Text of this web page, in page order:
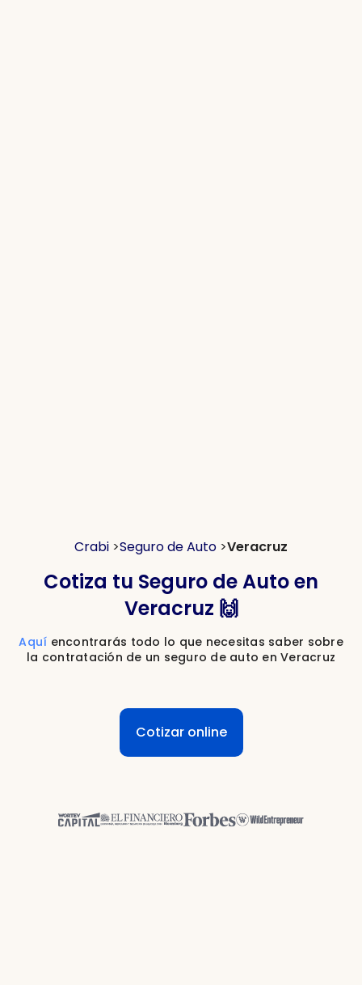
Crabi >Seguro de Auto >Veracruz
Cotiza tu Seguro de Auto en
Veracruz 🙌
Aquí encontrarás todo lo que necesitas saber sobre
la contratación de un seguro de auto en Veracruz
Cotizar online